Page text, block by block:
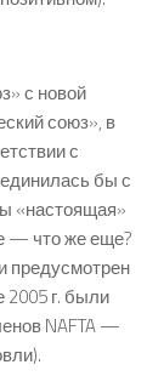
с новой
союз», в
с
бы с
«настоящая»
— что же еще?
предусмотрен
2005 г. были
NAFTA —